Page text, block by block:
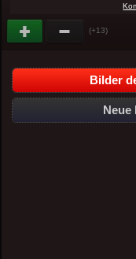
(+13)
Bilder
Neue